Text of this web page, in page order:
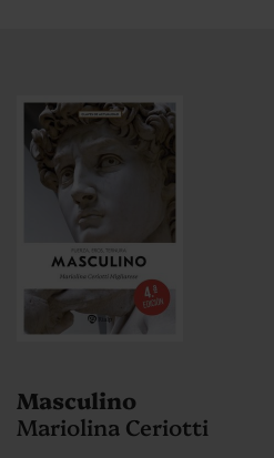
Masculino
Mariolina Ceriotti